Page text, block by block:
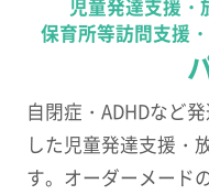
児童発達支援・
保育所等訪問支援
自閉症・ADHDなど
した児童発達支援・
す。オーダーメード